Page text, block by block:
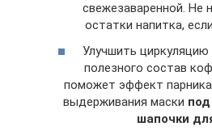
свежезаваренной. Не
остатки напитка,
Улучшить циркуляцию
полезного состав
поможет эффект
выдерживания маски
шапочки